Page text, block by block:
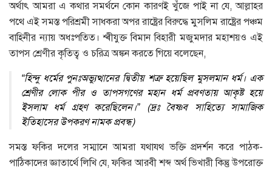
অর্থাৎ আমরা এ কথার সমর্থনে কোন কারণই খুঁজে পাই না যে, আল্লাহর
পথে এই সমস্ত পরিশ্রমী সাধকরা অপর রাষ্ট্রের বিরুদ্ধে মুসলিম রাষ্ট্রের পঞ্চম
বাহিনীর ন্যায় অধঃপতিত। শ্ৰীযুক্ত বিমান বিহারী মজুমদার মহাশয়ও এই
তাপস শ্রেণীর কৃতিত্ব ও চরিত্র অঙ্কন করতে গিয়ে বলেছেন,
“হিন্দু ধর্মের পুনঃঅভ্যুত্থানের দ্বিতীয় শত্রু হয়েছিল মুসলমান ধর্ম। এক
শ্রেণীর লােক পীর ও তাপসগণের মহান ধর্ম প্রবণতায় আকৃষ্ট হয়ে
ইসলাম ধর্ম গ্রহণ করেছিলেন।” (দ্রঃ বৈষ্ণব সাহিত্যে সামাজিক
ইতিহাসের উপকরণ নামক প্রবন্ধ)
সমস্ত ফকির দলের সম্মানে আমরা যথাযথ ভক্তি প্রদর্শন করে পাঠক-
পাঠিকাদের জ্ঞাতার্থে লিখি যে, ফকির আরবী শব্দ অর্থ ভিখারী কিন্তু উপরােক্ত